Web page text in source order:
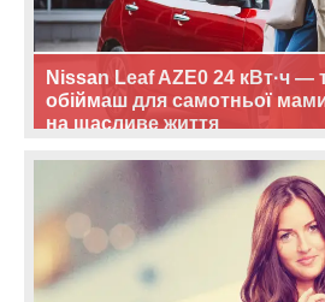
Nissan Leaf AZE0 24 кВт·ч —
обіймаш для самотньої
на щасливе життя